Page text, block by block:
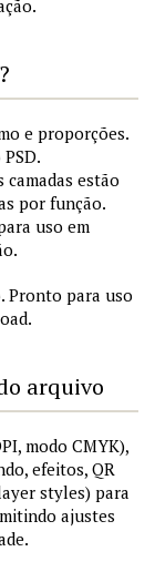
e proporções.
estão
por função.
uso em
Pronto para uso
arquivo
modo CMYK),
efeitos, QR
styles) para
ajustes